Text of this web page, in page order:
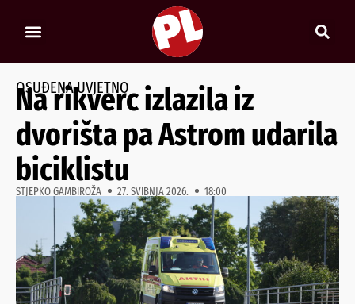
OSUĐENA UVJETNO
Na rikverc izlazila iz
dvorišta pa Astrom udarila
biciklistu
STJEPKO GAMBIROŽA 27. SVIBNJA 2026. 18:00